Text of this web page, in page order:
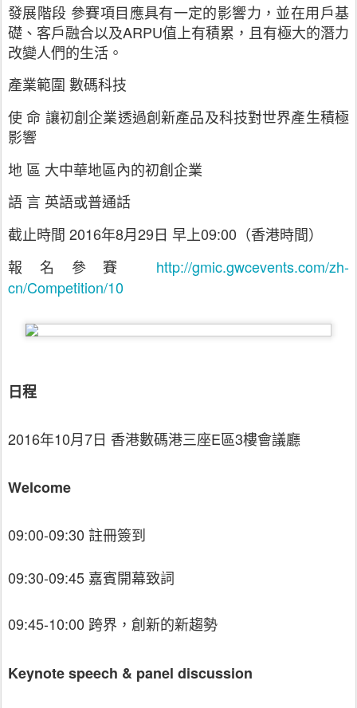
發展階段 參賽項目應具有一定的影響力，並在用戶基
礎、客戶融合以及ARPU值上有積累，且有極大的潛力
改變人們的生活。
產業範圍 數碼科技
使 命 讓初創企業透過創新產品及科技對世界產生積極
影響
地 區 大中華地區內的初創企業
語 言 英語或普通話
截止時間 2016年8月29日 早上09:00（香港時間）
報名參賽 http://gmic.gwcevents.com/zh-
cn/Competition/10
日程
2016年10月7日 香港數碼港三座E區3樓會議廳
Welcome
09:00-09:30 註冊簽到
09:30-09:45 嘉賓開幕致詞
09:45-10:00 跨界，創新的新趨勢
Keynote speech & panel discussion